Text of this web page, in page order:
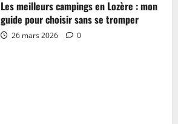
Les meilleurs campings en Lozère : mon
guide pour choisir sans se tromper
26 mars 2026 0